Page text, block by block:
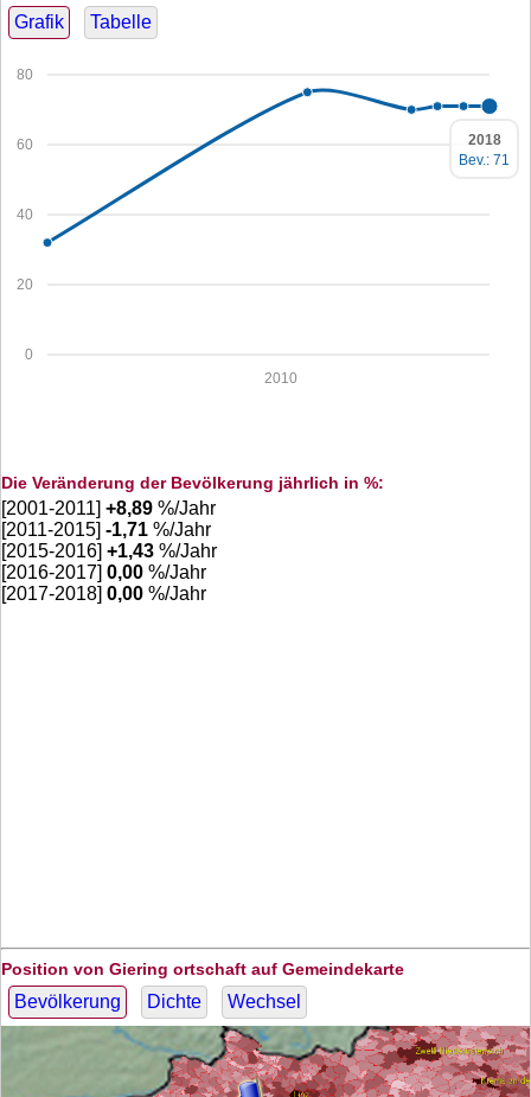
Grafik Tabelle
0
20
40
60
80
2010
2018
Bev.: 71
Die Veränderung der Bevölkerung jährlich in %:
[2001-2011] +8,89 %/Jahr
[2011-2015] -1,71 %/Jahr
[2015-2016] +1,43 %/Jahr
[2016-2017] 0,00 %/Jahr
[2017-2018] 0,00 %/Jahr
Position von Giering ortschaft auf Gemeindekarte
Bevölkerung Dichte Wechsel